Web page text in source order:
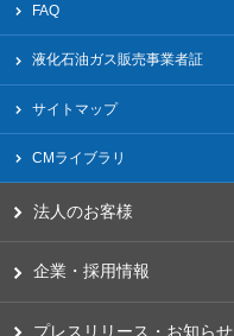
FAQ
液化⽯油ガス販売事業者証
サイトマップ
CMライブラリ
法人のお客様
企業・採用情報
プレスリリース・お知らせ